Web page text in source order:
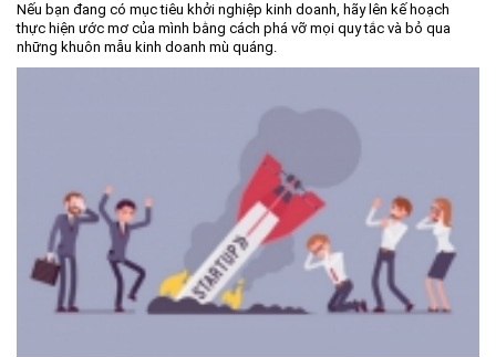
Nếu bạn đang có mục tiêu khởi nghiệp kinh doanh, hãy lên kế hoạch
thực hiện ước mơ của mình bằng cách phá vỡ mọi quy tắc và bỏ qua
những khuôn mẫu kinh doanh mù quáng.